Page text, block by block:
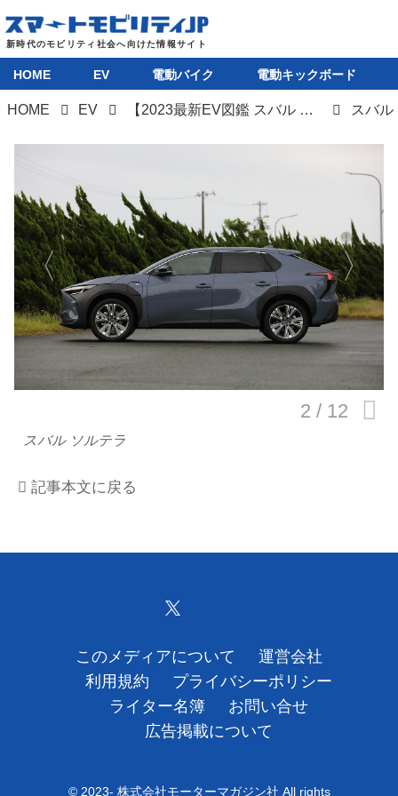
電動バイク
電動キックボード
ライフスタイル
テクノロジー
このメディアについて
運営会社
ライター名簿
お問い合せ
HOME EV 電動バイク 電動キックボード
HOME EV 【2023最新EV図鑑 スバル ソルテラ】トヨタと共同開発の本格EVは走りへのこだわりが特徴的 スバル
スバル ソルテラ
記事本文に戻る
このメディアについて
運営会社
利用規約
プライバシーポリシー
ライター名簿
お問い合せ
広告掲載について
© 2023- 株式会社モーターマガジン社 All rights